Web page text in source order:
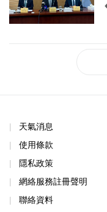
天氣消息
使用條款
隱私政策
網絡服務註冊聲明
聯絡資料